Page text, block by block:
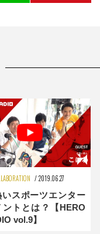
2019.06.27
いスポーツエンター
ントとは？【HERO
vol.9】